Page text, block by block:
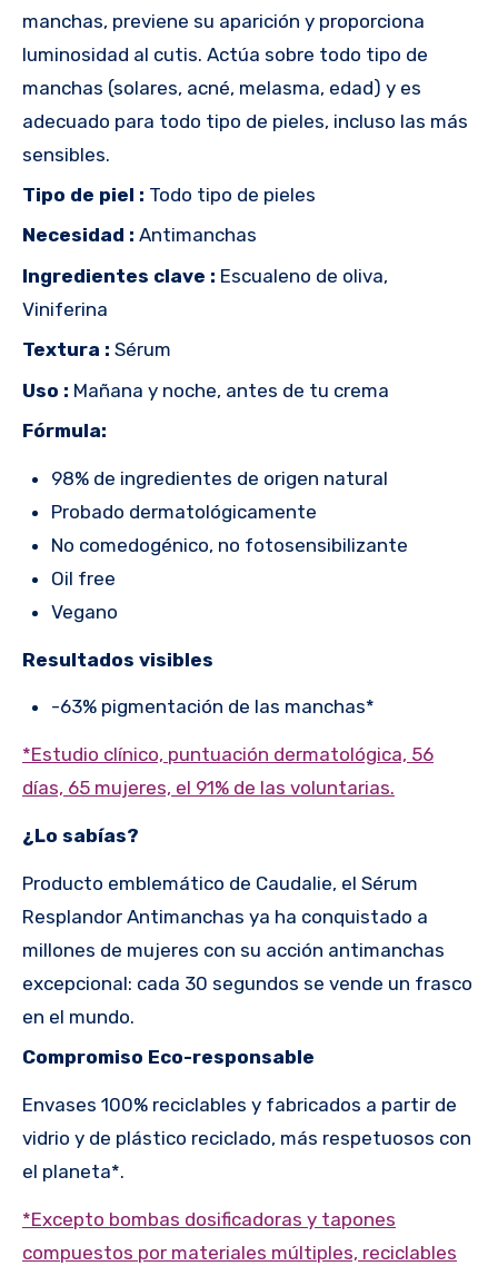
manchas, previene su aparición y proporciona
luminosidad al cutis. Actúa sobre todo tipo de
manchas (solares, acné, melasma, edad) y es
adecuado para todo tipo de pieles, incluso las más
sensibles.
Tipo de piel : Todo tipo de pieles
Necesidad : Antimanchas
Ingredientes clave : Escualeno de oliva,
Viniferina
Textura : Sérum
Uso : Mañana y noche, antes de tu crema
Fórmula:
98% de ingredientes de origen natural
Probado dermatológicamente
No comedogénico, no fotosensibilizante
Oil free
Vegano
Resultados visibles
-63% pigmentación de las manchas*
*Estudio clínico, puntuación dermatológica, 56
días, 65 mujeres, el 91% de las voluntarias.
¿Lo sabías?
Producto emblemático de Caudalie, el Sérum
Resplandor Antimanchas ya ha conquistado a
millones de mujeres con su acción antimanchas
excepcional: cada 30 segundos se vende un frasco
en el mundo.
Compromiso Eco-responsable
Envases 100% reciclables y fabricados a partir de
vidrio y de plástico reciclado, más respetuosos con
el planeta*.
*Excepto bombas dosificadoras y tapones
compuestos por materiales múltiples, reciclables